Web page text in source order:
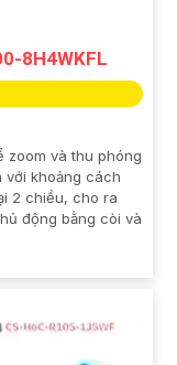
8H4WKFL
zoom và thu phóng
với khoảng cách
2 chiều, cho ra
động bằng còi và